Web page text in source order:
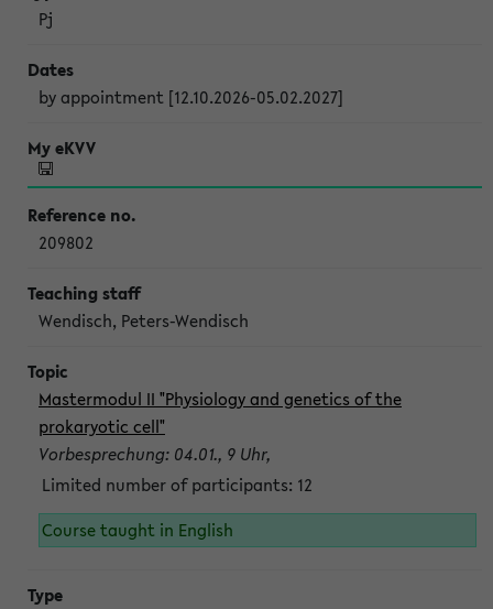
Pj
by appointment [12.10.2026-05.02.2027]
209802
Wendisch, Peters-Wendisch
Mastermodul II "Physiology and genetics of the
prokaryotic cell"
Vorbesprechung: 04.01., 9 Uhr,
Limited number of participants: 12
Course taught in English